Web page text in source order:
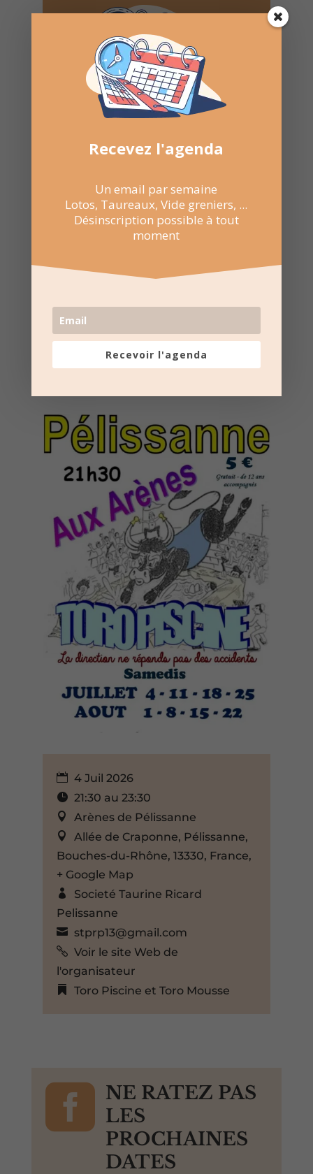
Recevez l'agenda par
Une fois par semaine en un coup d'oeil
Désinscription possible à tout moment
4 Juil 2026
21:30 au 23:30
Arènes de Pélissanne
Allée de Craponne, Pélissanne,
Bouches-du-Rhône, 13330, France,
+ Google Map
Societé Taurine Ricard
Pelissanne
stprp13@gmail.com
Voir le site Web de
l'organisateur
Toro Piscine et Toro Mousse

NE RATEZ PAS
LES
PROCHAINES
DATES
Recevez l'agenda
Un email par semaine
Lotos, Taureaux, Vide greniers, ...
Désinscription possible à tout
moment
Recevoir l'agenda